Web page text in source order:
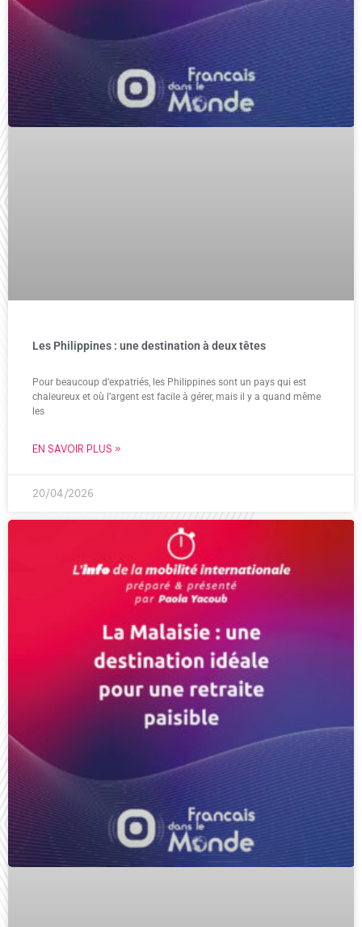
Les Philippines : une destination à deux têtes
Pour beaucoup d’expatriés, les Philippines sont un pays qui est
chaleureux et où l’argent est facile à gérer, mais il y a quand même
les
EN SAVOIR PLUS »
20/04/2026